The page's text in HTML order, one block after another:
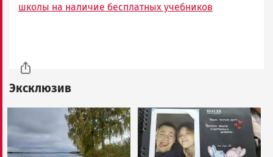
школы на наличие бесплатных учебников
Эксклюзив
Image